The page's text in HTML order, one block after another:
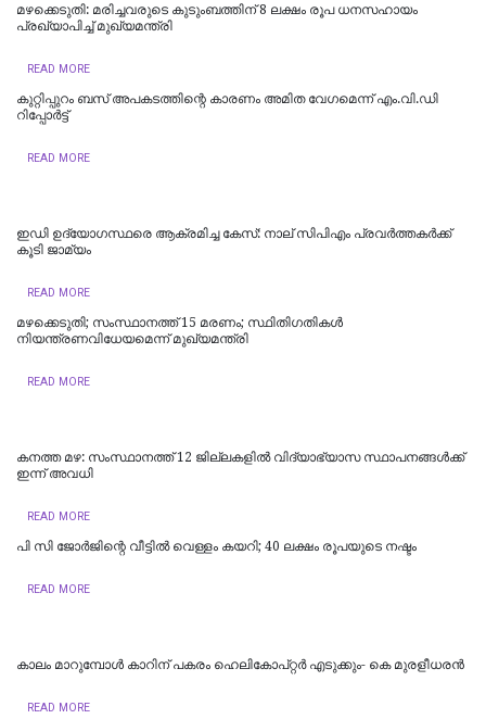
മഴക്കെടുതി: മരിച്ചവരുടെ കുടുംബത്തിന് 8 ലക്ഷം രൂപ ധനസഹായം
പ്രഖ്യാപിച്ച് മുഖ്യമന്ത്രി
READ MORE
കുറ്റിപ്പുറം ബസ് അപകടത്തിന്റെ കാരണം അമിത വേഗമെന്ന് എം.വി.ഡി
റിപ്പോര്‍ട്ട്
READ MORE
ഇഡി ഉദ്യോഗസ്ഥരെ ആക്രമിച്ച കേസ്: നാല് സിപിഎം പ്രവർത്തകർക്ക്
കൂടി ജാമ്യം
READ MORE
മഴക്കെടുതി; സംസ്ഥാനത്ത് 15 മരണം; സ്ഥിതിഗതികൾ
നിയന്ത്രണവിധേയമെന്ന് മുഖ്യമന്ത്രി
READ MORE
കനത്ത മഴ: സംസ്ഥാനത്ത് 12 ജില്ലകളില്‍ വിദ്യാഭ്യാസ സ്ഥാപനങ്ങള്‍ക്ക്
ഇന്ന് അവധി
READ MORE
പി സി ജോര്‍ജിന്റെ വീട്ടില്‍ വെള്ളം കയറി; 40 ലക്ഷം രൂപയുടെ നഷ്ടം
READ MORE
കാലം മാറുമ്പോൾ കാറിന് പകരം ഹെലികോപ്റ്റർ എടുക്കും- കെ മുരളീധരന്‍
READ MORE